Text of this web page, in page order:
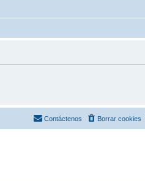
Borrar cookies
Contáctenos